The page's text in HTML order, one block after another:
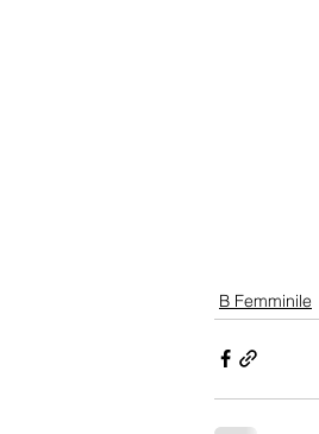
B Femminile